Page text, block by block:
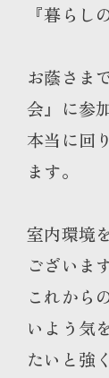
『暮らし
お蔭さま
会』に参
本当に回
ます。
室内環境
ございま
これから
いよう気
たいと強